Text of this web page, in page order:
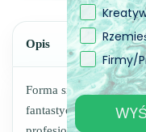
Opis
Forma silikonowa do
fantastyczne kreacje w
Firmy/